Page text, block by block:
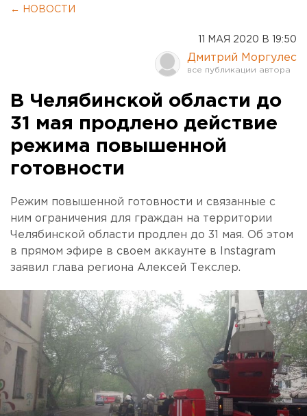
← НОВОСТИ
11 МАЯ 2020 В 19:50
Дмитрий Моргулес
В Челябинской области до
31 мая продлено действие
режима повышенной
готовности
Режим повышенной готовности и связанные с
ним ограничения для граждан на территории
Челябинской области продлен до 31 мая. Об этом
в прямом эфире в своем аккаунте в Instagram
заявил глава региона Алексей Текслер.